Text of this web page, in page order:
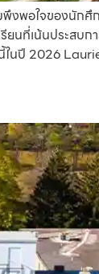
พึงพอใจของนั
นที่เน้นประสบ
ปี 2026